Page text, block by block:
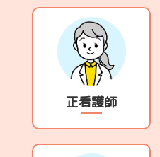
正看護師